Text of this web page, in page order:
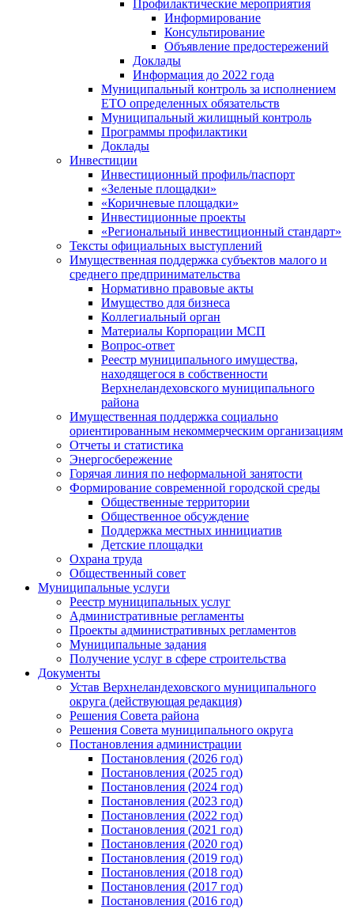
Профилактические мероприятия
Информирование
Консультирование
Объявление предостережений
Доклады
Информация до 2022 года
Муниципальный контроль за исполнением
ЕТО определенных обязательств
Муниципальный жилищный контроль
Программы профилактики
Доклады
Инвестиции
Инвестиционный профиль/паспорт
«Зеленые площадки»
«Коричневые площадки»
Инвестиционные проекты
«Региональный инвестиционный стандарт»
Тексты официальных выступлений
Имущественная поддержка субъектов малого и
среднего предпринимательства
Нормативно правовые акты
Имущество для бизнеса
Коллегиальный орган
Материалы Корпорации МСП
Вопрос-ответ
Реестр муниципального имущества,
находящегося в собственности
Верхнеландеховского муниципального
района
Имущественная поддержка социально
ориентированным некоммерческим организациям
Отчеты и статистика
Энергосбережение
Горячая линия по неформальной занятости
Формирование современной городской среды
Общественные территории
Общественное обсуждение
Поддержка местных иннициатив
Детские площадки
Охрана труда
Общественный совет
Муниципальные услуги
Реестр муниципальных услуг
Административные регламенты
Проекты административных регламентов
Муниципальные задания
Получение услуг в сфере строительства
Документы
Устав Верхнеландеховского муниципального
округа (действующая редакция)
Решения Совета района
Решения Совета муниципального округа
Постановления администрации
Постановления (2026 год)
Постановления (2025 год)
Постановления (2024 год)
Постановления (2023 год)
Постановления (2022 год)
Постановления (2021 год)
Постановления (2020 год)
Постановления (2019 год)
Постановления (2018 год)
Постановления (2017 год)
Постановления (2016 год)